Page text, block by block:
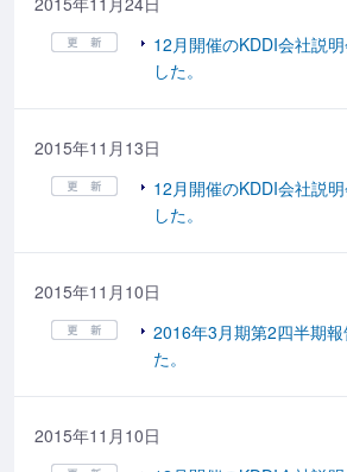
12月開催のKDDI会社説
した。
2015年11月13日
12月開催のKDDI会社説
した。
2015年11月10日
2016年3月期第2四半期
た。
2015年11月10日